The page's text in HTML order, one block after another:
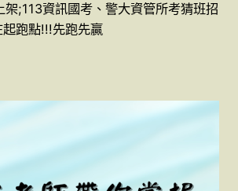
架;113資訊國考、警大資管所考猜班招
跑點!!!先跑先贏